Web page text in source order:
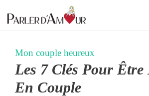
au
Mon couple heureux
Les 7 Clés Pour
En Couple